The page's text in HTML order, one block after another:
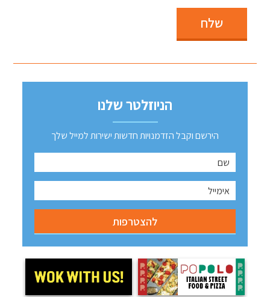
שלח
הניוזלטר שלנו
הירשם וקבל הזדמנויות חדשות ישירות למייל שלך